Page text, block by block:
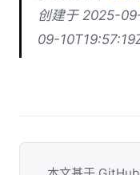
创建于 2025-
09-